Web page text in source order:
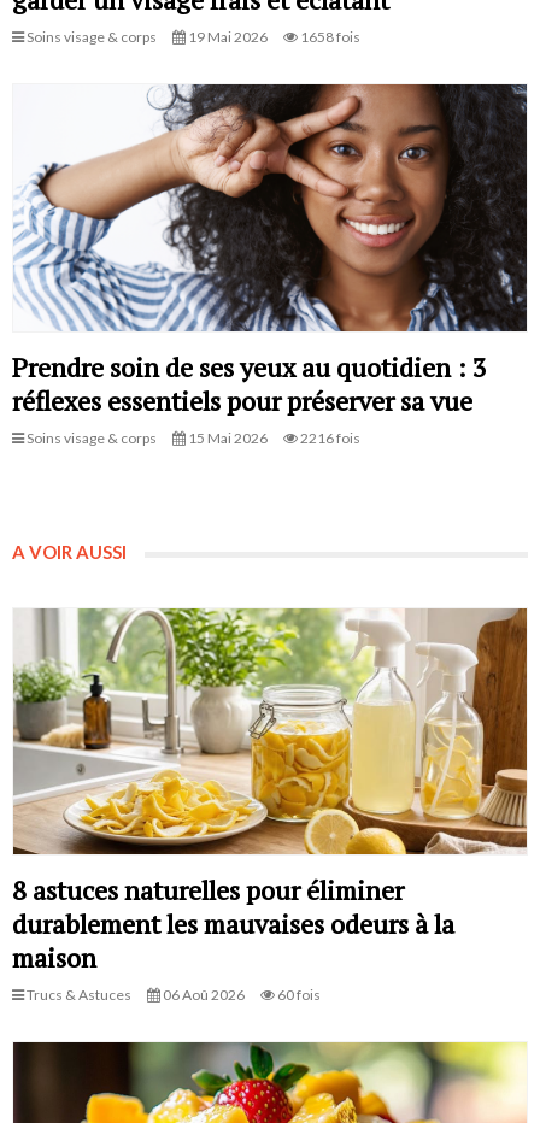
Soins visage & corps 19 Mai 2026 1658 fois
Prendre soin de ses yeux au quotidien : 3
réflexes essentiels pour préserver sa vue
Soins visage & corps 15 Mai 2026 2216 fois
A VOIR AUSSI
8 astuces naturelles pour éliminer
durablement les mauvaises odeurs à la
maison
Trucs & Astuces 06 Aoû 2026 60 fois